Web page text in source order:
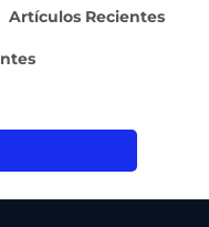
Artículos Recientes